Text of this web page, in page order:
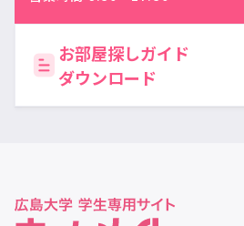
お部屋探しガイド
ダウンロード